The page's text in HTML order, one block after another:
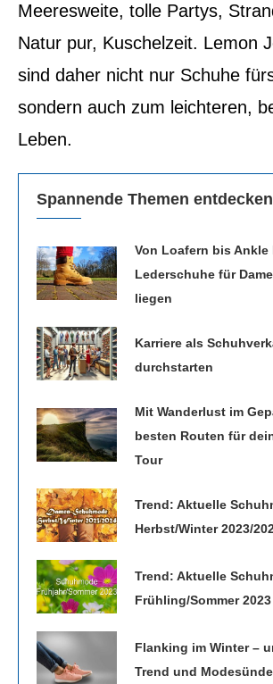
Meeresweite, tolle Partys,
Natur pur, Kuschelzeit. Lemon
sind daher nicht nur Schuhe
sondern auch zum leichteren,
Leben.
Spannende Themen entdecken
Von Loafern bis
Lederschuhe für
liegen
Karriere als
durchstarten
Mit Wanderlust im
besten Routen für
Tour
Trend: Aktuelle
Herbst/Winter 2023/
Trend: Aktuelle
Frühling/Sommer 2023
Flanking im Winter –
Trend und